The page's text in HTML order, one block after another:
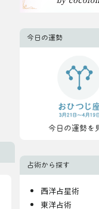
今日の運勢
今日の運勢を
占術から探す
西洋占星術
東洋占術